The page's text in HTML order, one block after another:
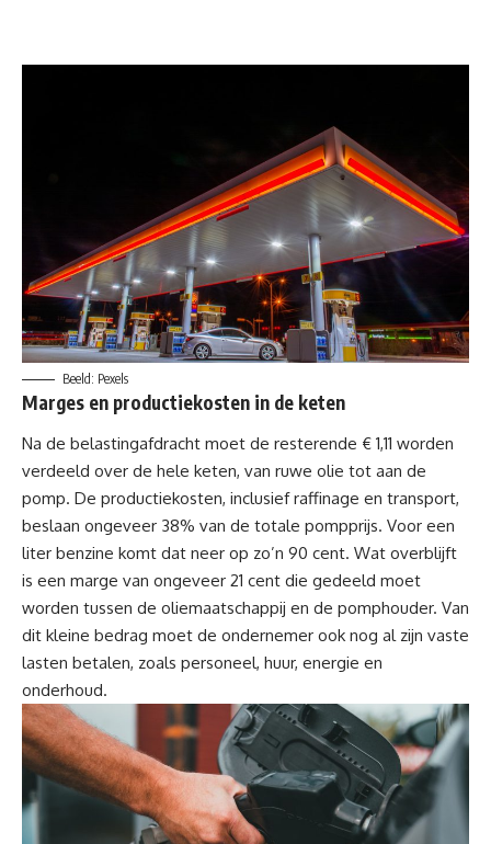
Beeld: Pexels
Marges en productiekosten in de keten
Na de belastingafdracht moet de resterende € 1,11 worden
verdeeld over de hele keten, van ruwe olie tot aan de
pomp. De productiekosten, inclusief raffinage en transport,
beslaan ongeveer 38% van de totale pompprijs. Voor een
liter benzine komt dat neer op zo’n 90 cent. Wat overblijft
is een marge van ongeveer 21 cent die gedeeld moet
worden tussen de oliemaatschappij en de pomphouder. Van
dit kleine bedrag moet de ondernemer ook nog al zijn vaste
lasten betalen, zoals personeel, huur, energie en
onderhoud.